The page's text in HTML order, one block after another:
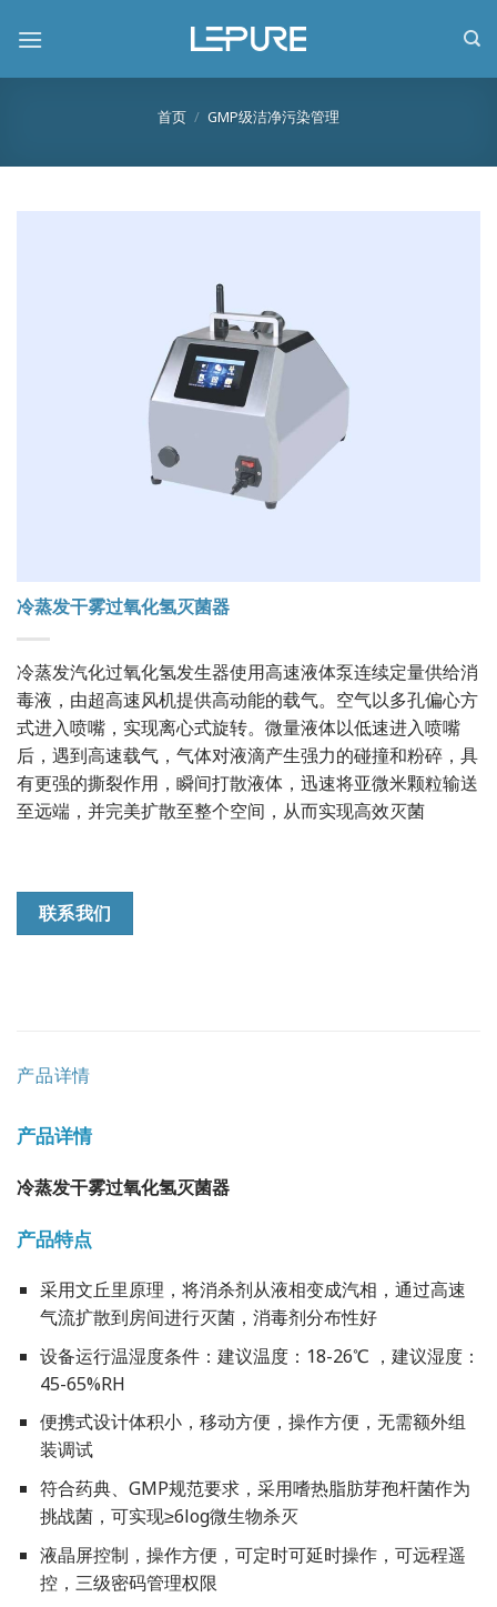
首页 / GMP级洁净污染管理
冷蒸发干雾过氧化氢灭菌器
冷蒸发汽化过氧化氢发生器使用高速液体泵连续定量供给消
毒液，由超高速风机提供高动能的载气。空气以多孔偏心方
式进入喷嘴，实现离心式旋转。微量液体以低速进入喷嘴
后，遇到高速载气，气体对液滴产生强力的碰撞和粉碎，具
有更强的撕裂作用，瞬间打散液体，迅速将亚微米颗粒输送
至远端，并完美扩散至整个空间，从而实现高效灭菌
联系我们
产品详情
产品详情
冷蒸发干雾过氧化氢灭菌器
产品特点
采用文丘里原理，将消杀剂从液相变成汽相，通过高速
气流扩散到房间进行灭菌，消毒剂分布性好
设备运行温湿度条件：建议温度：18-26℃ ，建议湿度：
45-65%RH
便携式设计体积小，移动方便，操作方便，无需额外组
装调试
符合药典、GMP规范要求，采用嗜热脂肪芽孢杆菌作为
挑战菌，可实现≥6log微生物杀灭
液晶屏控制，操作方便，可定时可延时操作，可远程遥
控，三级密码管理权限